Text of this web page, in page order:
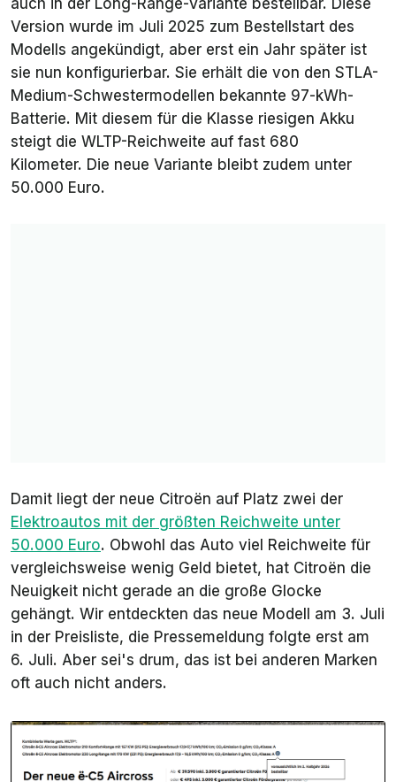
auch in der Long-Range-Variante bestellbar. Diese
Version wurde im Juli 2025 zum Bestellstart des
Modells angekündigt, aber erst ein Jahr später ist
sie nun konfigurierbar. Sie erhält die von den STLA-
Medium-Schwestermodellen bekannte 97-kWh-
Batterie. Mit diesem für die Klasse riesigen Akku
steigt die WLTP-Reichweite auf fast 680
Kilometer. Die neue Variante bleibt zudem unter
50.000 Euro.
Damit liegt der neue Citroën auf Platz zwei der
Elektroautos mit der größten Reichweite unter
50.000 Euro. Obwohl das Auto viel Reichweite für
vergleichsweise wenig Geld bietet, hat Citroën die
Neuigkeit nicht gerade an die große Glocke
gehängt. Wir entdeckten das neue Modell am 3. Juli
in der Preisliste, die Pressemeldung folgte erst am
6. Juli. Aber sei's drum, das ist bei anderen Marken
oft auch nicht anders.